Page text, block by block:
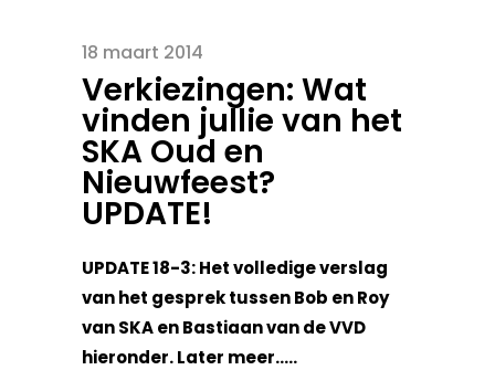
18 maart 2014
Verkiezingen: Wat
vinden jullie van het
SKA Oud en
Nieuwfeest?
UPDATE!
UPDATE 18-3: Het volledige verslag
van het gesprek tussen Bob en Roy
van SKA en Bastiaan van de VVD
hieronder. Later meer…..